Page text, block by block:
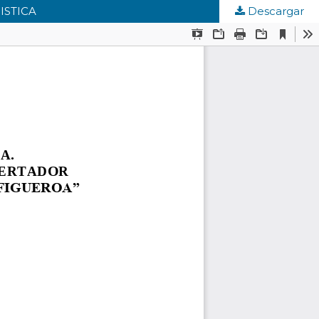
Descargar